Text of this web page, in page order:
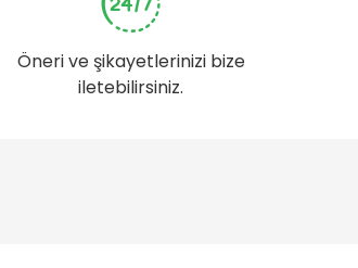
Öneri ve şikayetlerinizi bize
iletebilirsiniz.